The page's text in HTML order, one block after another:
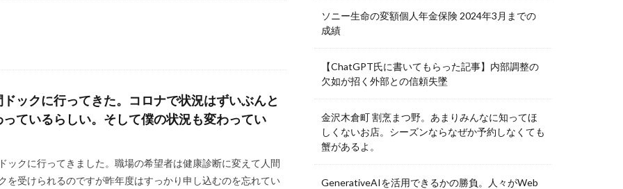
ドックに行ってきた。コロナで状況はずいぶんと
っているらしい。そして僕の状況も変わってい
ックに行ってきました。職場の希望者は健康診断に変えて人間
を受けられるのですが昨年度はすっかり申し込むのを忘れてい
ソニー生命の変額個人年金保険 2024年3月までの
成績
【ChatGPT氏に書いてもらった記事】内部調整の
欠如が招く外部との信頼失墜
金沢木倉町 割烹まつ野。あまりみんなに知ってほ
しくないお店。シーズンならなぜか予約しなくても
蟹があるよ。
GenerativeAIを活用できるかの勝負。人々がWeb